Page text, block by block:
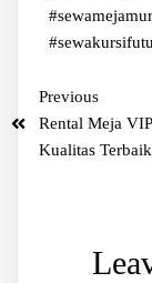
Previous
Rental Meja
Kualitas